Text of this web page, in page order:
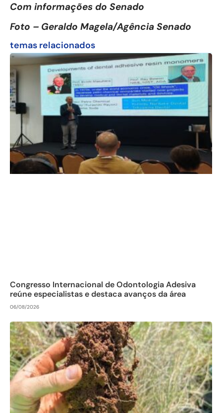
Com informações do Senado
Foto – Geraldo Magela/Agência Senado
temas relacionados
Congresso Internacional de Odontologia Adesiva
reúne especialistas e destaca avanços da área
06/08/2026